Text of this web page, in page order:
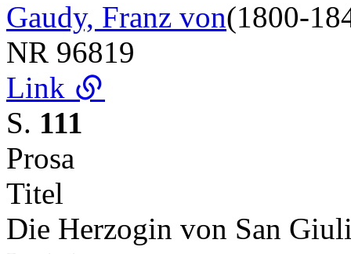
Gaudy, Franz von(1800-
NR 96819
Link
S. 111
Prosa
Titel
Die Herzogin von San